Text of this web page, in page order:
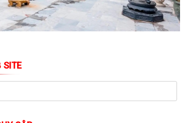
một số điều của Luật phòng chống tham nhũng
đêm đẩy mạnh thực hiện tìm kiếm, quy tập và
Việt Nam 28/6
dân của Chủ tịch Ủy ban nhân dân xã Quý III, IV
SITE